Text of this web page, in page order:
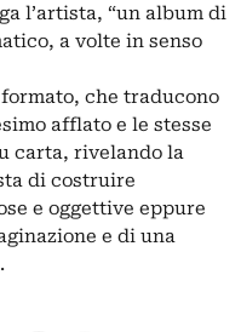
l’artista, “un album di
a volte in senso
che traducono
afflato e le stesse
carta, rivelando la
di costruire
e oggettive eppure
e di una